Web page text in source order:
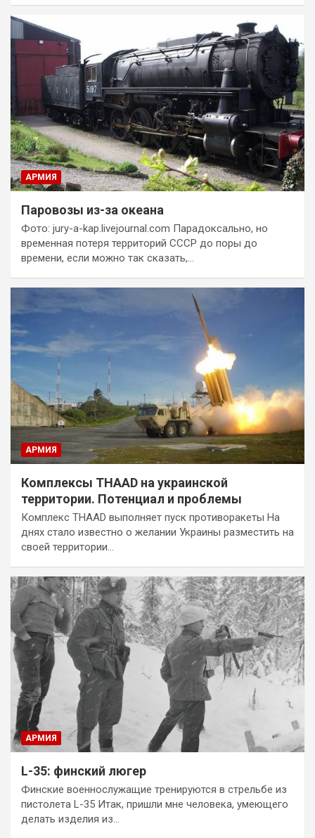
АРМИЯ
Паровозы из-за океана
Фото: jury-a-kap.livejournal.com Парадоксально, но
временная потеря территорий СССР до поры до
времени, если можно так сказать,…
АРМИЯ
Комплексы THAAD на украинской
территории. Потенциал и проблемы
Комплекс THAAD выполняет пуск противоракеты На
днях стало известно о желании Украины разместить на
своей территории…
АРМИЯ
L-35: финский люгер
Финские военнослужащие тренируются в стрельбе из
пистолета L-35 Итак, пришли мне человека, умеющего
делать изделия из…